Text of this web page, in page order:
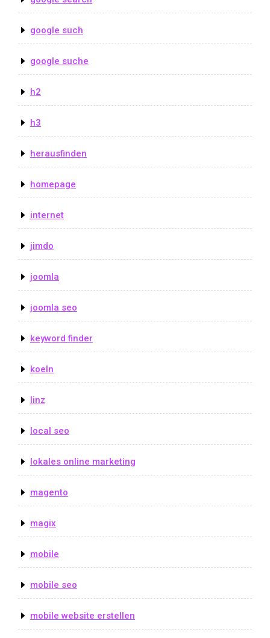
google such
google suche
h2
h3
herausfinden
homepage
internet
jimdo
joomla
joomla seo
keyword finder
koeln
linz
local seo
lokales online marketing
magento
magix
mobile
mobile seo
mobile website erstellen